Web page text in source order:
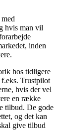
hvis man vil
inden
hos tidligere
f.eks. Trustpilot
hvis der vel
en række
tilbud. De gode
og det kan
give tilbud